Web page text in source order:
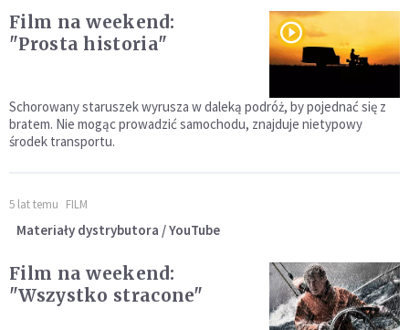
Film na weekend:
"Prosta historia"
Schorowany staruszek wyrusza w daleką podróż, by pojednać się z
bratem. Nie mogąc prowadzić samochodu, znajduje nietypowy
środek transportu.
5 lat temu FILM
Materiały dystrybutora / YouTube
Film na weekend:
"Wszystko stracone"